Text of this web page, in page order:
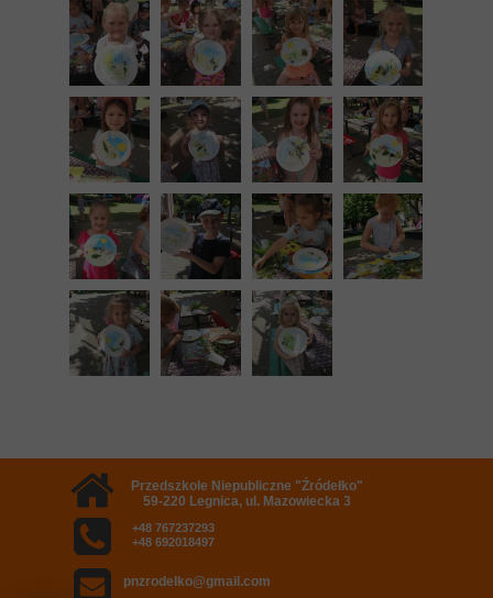
Przedszkole Niepubliczne "Źródełko"
59-220 Legnica, ul. Mazowiecka 3
+48 767237293
+48 692018497
pnzrodelko@gmail.com